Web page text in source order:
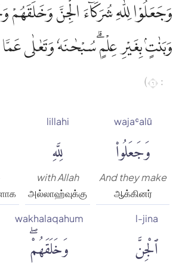
وَجَعَلُوْا لِلّٰهِ شُرَكَاۤءَ الْجِنَّ وَخَلَقَهُمْ
وَبَنٰتٍۢ بِغَيْرِ عِلْمٍۗ سُبْحٰنَهٗ وَتَعٰلٰى
: ٦)
wajaʿalū
وَجَعَلُوا۟
And they make
ஆக்கினர்
lillahi
لِلَّهِ
with Allah
அல்லாஹ்வுக்கு
l-jina
ٱلْجِنَّ
wakhalaqahum
وَخَلَقَهُمْۖ